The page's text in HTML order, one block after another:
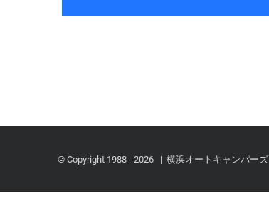
© Copyright 1988 -2026 | 横浜オートキャンパーズ